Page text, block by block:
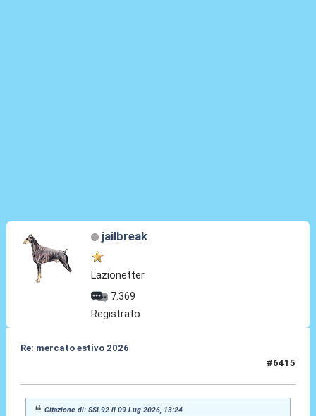
jailbreak
Lazionetter
7.369
Registrato
Re: mercato estivo 2026
#6415
Citazione di: SSL92 il 09 Lug 2026, 13:24